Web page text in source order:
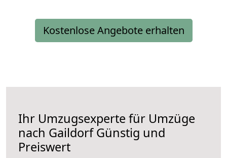
Kostenlose Angebote erhalten
Ihr Umzugsexperte für Umzüge
nach GaildorfGünstig und
Preiswert